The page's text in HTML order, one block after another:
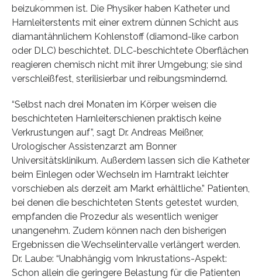
beizukommen ist. Die Physiker haben Katheter und
Harnleiterstents mit einer extrem dünnen Schicht aus
diamantähnlichem Kohlenstoff (diamond-like carbon
oder DLC) beschichtet. DLC-beschichtete Oberflächen
reagieren chemisch nicht mit ihrer Umgebung; sie sind
verschleißfest, sterilisierbar und reibungsmindernd.
“Selbst nach drei Monaten im Körper weisen die
beschichteten Harnleiterschienen praktisch keine
Verkrustungen auf”, sagt Dr. Andreas Meißner,
Urologischer Assistenzarzt am Bonner
Universitätsklinikum. Außerdem lassen sich die Katheter
beim Einlegen oder Wechseln im Harntrakt leichter
vorschieben als derzeit am Markt erhältliche.” Patienten,
bei denen die beschichteten Stents getestet wurden,
empfanden die Prozedur als wesentlich weniger
unangenehm. Zudem können nach den bisherigen
Ergebnissen die Wechselintervalle verlängert werden.
Dr. Laube: “Unabhängig vom Inkrustations-Aspekt:
Schon allein die geringere Belastung für die Patienten